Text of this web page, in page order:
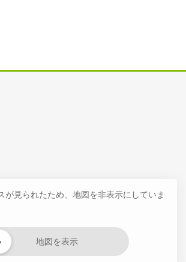
が見られたため、地図を非表示にしていま
地図を表示